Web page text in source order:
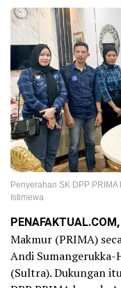
Penyerahan SK DPP
Istimewa
Makmur (PRIMA)
Andi Sumangerukka-
(Sultra). Dukungan